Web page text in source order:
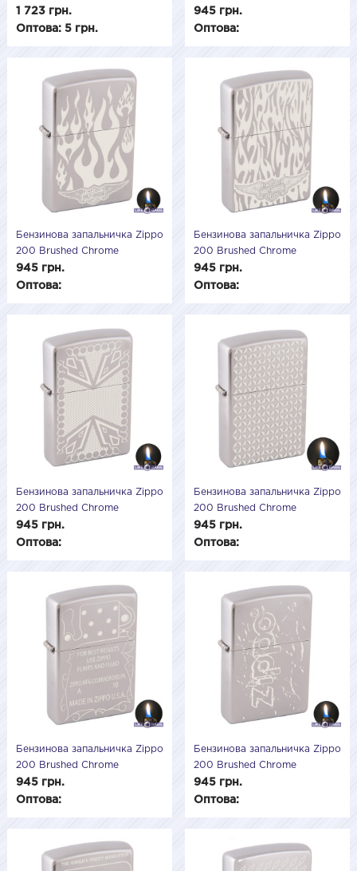
розовая сіра подарункова
1 723 грн.
Оптова: 5 грн.
(Матовий хром) 205508
945 грн.
Оптова:
Бензинова запальничка Zippo
200 Brushed Chrome
(Матовий хром) 205507
945 грн.
Оптова:
Бензинова запальничка Zippo
200 Brushed Chrome
(Матовий хром) 205506
945 грн.
Оптова:
Бензинова запальничка Zippo
200 Brushed Chrome
(Матовий хром) 205505
945 грн.
Оптова:
Бензинова запальничка Zippo
200 Brushed Chrome
(Матовий хром) 205504
945 грн.
Оптова:
Бензинова запальничка Zippo
200 Brushed Chrome
(Матовий хром) 205503
945 грн.
Оптова:
Бензинова запальничка Zippo
200 Brushed Chrome
(Матовий хром) 205502
945 грн.
Оптова: